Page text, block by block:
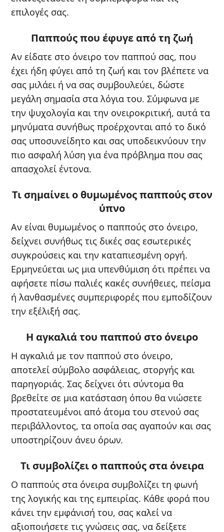
επιλογές σας.
Παππούς που έφυγε από τη ζωή
Αν είδατε στο όνειρο τον παππού σας, που
έχει ήδη φύγει από τη ζωή και τον βλέπετε να
σας μιλάει ή να σας συμβουλεύει, δώστε
μεγάλη σημασία στα λόγια του. Σύμφωνα με
την ψυχολογία και την ονειροκριτική, αυτά τα
μηνύματα συνήθως προέρχονται από το δικό
σας υποσυνείδητο και σας υποδεικνύουν την
πιο ασφαλή λύση για ένα πρόβλημα που σας
απασχολεί έντονα.
Τι σημαίνει ο θυμωμένος παππούς στον
ύπνο
Αν είναι θυμωμένος ο παππούς στο όνειρο,
δείχνει συνήθως τις δικές σας εσωτερικές
συγκρούσεις και την καταπιεσμένη οργή.
Ερμηνεύεται ως μια υπενθύμιση ότι πρέπει να
αφήσετε πίσω παλιές κακές συνήθειες, πείσμα
ή λανθασμένες συμπεριφορές που εμποδίζουν
την εξέλιξή σας.
Η αγκαλιά του παππού στο όνειρο
Η αγκαλιά με τον παππού στο όνειρο,
αποτελεί σύμβολο ασφάλειας, στοργής και
παρηγοριάς. Σας δείχνει ότι σύντομα θα
βρεθείτε σε μια κατάσταση όπου θα νιώσετε
προστατευμένοι από άτομα του στενού σας
περιβάλλοντος, τα οποία σας αγαπούν και σας
υποστηρίζουν άνευ όρων.
Τι συμβολίζει ο παππούς στα όνειρα
Ο παππούς στα όνειρα συμβολίζει τη φωνή
της λογικής και της εμπειρίας. Κάθε φορά που
κάνει την εμφάνισή του, σας καλεί να
αξιοποιήσετε τις γνώσεις σας, να δείξετε